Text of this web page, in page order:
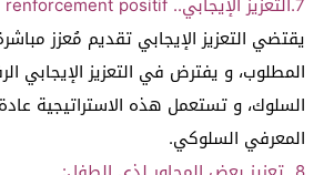
يقتضي التعزيز الإيجابي تقديم مُعزز
المطلوب، و يفترض في التعزيز الإيجابي
السلوك، و تستعمل هذه الاستراتيجية
المعرفي السلوكي.